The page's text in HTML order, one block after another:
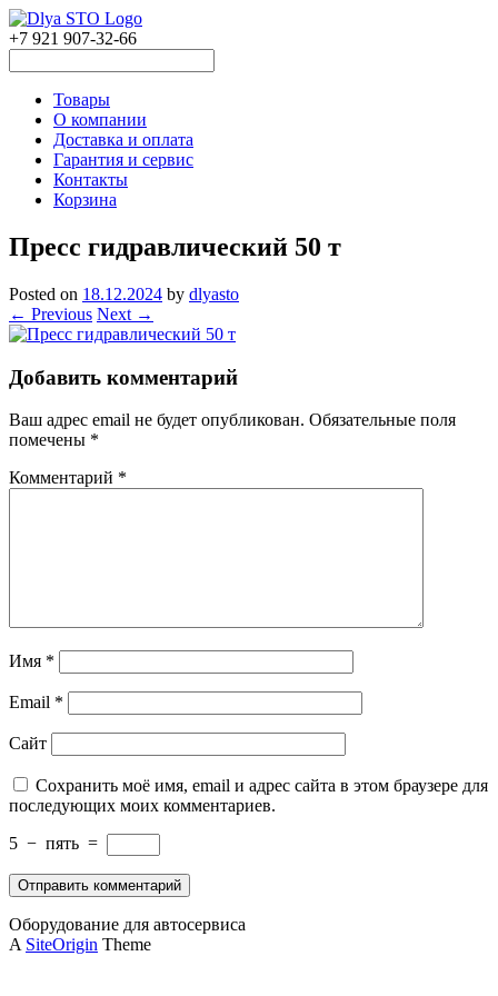
+7 921 907-32-66
Товары
О компании
Доставка и оплата
Гарантия и сервис
Контакты
Корзина
Пресс гидравлический 50 т
Posted on 18.12.2024 by dlyasto
← Previous Next →
Добавить комментарий
Ваш адрес email не будет опубликован. Обязательные поля
помечены *
Комментарий *
Имя *
Email *
Сайт
Сохранить моё имя, email и адрес сайта в этом браузере для
последующих моих комментариев.
5 − пять =
Оборудование для автосервиса
A SiteOrigin Theme